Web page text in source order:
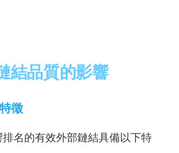
結品質的影響
徵
名的有效外部鏈結具備以下特